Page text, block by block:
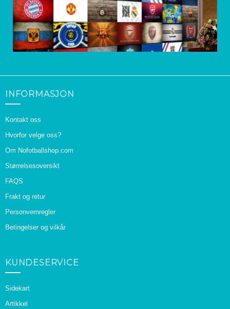
INFORMASJON
Kontakt oss
Hvorfor velge oss?
Om Nofotballshop.com
Størrelsesoversikt
FAQS
Frakt og retur
Personvernregler
Betingelser og vilkår
KUNDESERVICE
Sidekart
Artikkel